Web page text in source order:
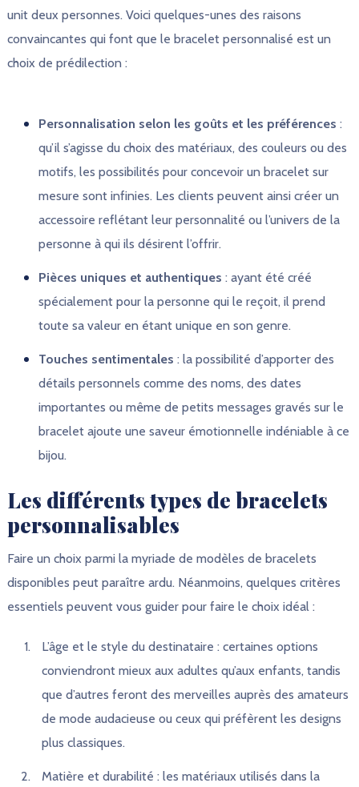
unit deux personnes. Voici quelques-unes des raisons
convaincantes qui font que le bracelet personnalisé est un
choix de prédilection :
Personnalisation selon les goûts et les préférences :
qu’il s’agisse du choix des matériaux, des couleurs ou des
motifs, les possibilités pour concevoir un bracelet sur
mesure sont infinies. Les clients peuvent ainsi créer un
accessoire reflétant leur personnalité ou l’univers de la
personne à qui ils désirent l’offrir.
Pièces uniques et authentiques : ayant été créé
spécialement pour la personne qui le reçoit, il prend
toute sa valeur en étant unique en son genre.
Touches sentimentales : la possibilité d’apporter des
détails personnels comme des noms, des dates
importantes ou même de petits messages gravés sur le
bracelet ajoute une saveur émotionnelle indéniable à ce
bijou.
Les différents types de bracelets
personnalisables
Faire un choix parmi la myriade de modèles de bracelets
disponibles peut paraître ardu. Néanmoins, quelques critères
essentiels peuvent vous guider pour faire le choix idéal :
L’âge et le style du destinataire : certaines options
conviendront mieux aux adultes qu’aux enfants, tandis
que d’autres feront des merveilles auprès des amateurs
de mode audacieuse ou ceux qui préfèrent les designs
plus classiques.
Matière et durabilité : les matériaux utilisés dans la